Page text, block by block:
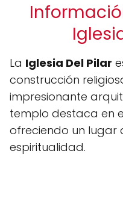
La Iglesia Del Pilar
construcción
impresionante
templo destaca en
ofreciendo un lugar
espiritualidad.